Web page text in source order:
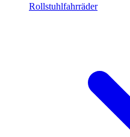
Rollstuhlfahrräder